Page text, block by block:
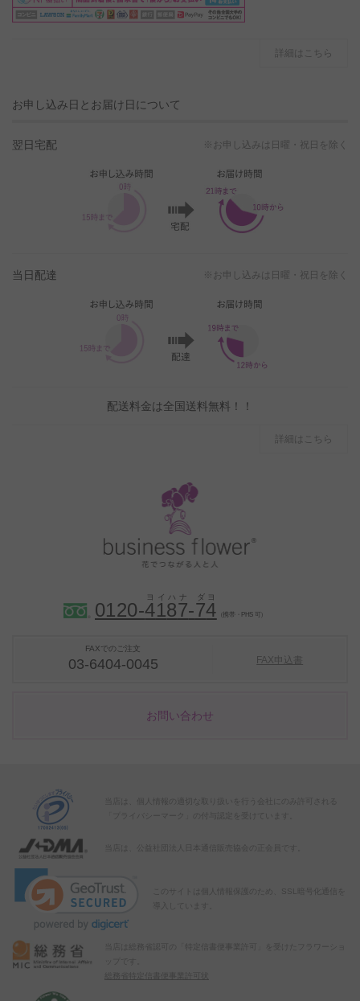
詳細はこちら
お申し込み日とお届け日について
翌日宅配 ※お申し込みは日曜・祝日を除く
当日配達 ※お申し込みは日曜・祝日を除く
配送料金は全国送料無料！！
詳細はこちら
0120-4187-74 （携帯・PHS 可）
FAXでのご注文
03-6404-0045 FAX申込書
お問い合わせ
当店は、個人情報の適切な取り扱いを行う会社にのみ許可される
「プライバシーマーク」の付与認定を受けています。
当店は、公益社団法人日本通信販売協会の正会員です。
このサイトは個人情報保護のため、SSL暗号化通信を
導入しています。
当店は総務省認可の「特定信書便事業許可」を受けたフラワーショ
総務省特定信書便事業許可状